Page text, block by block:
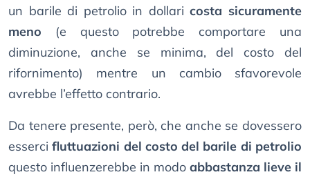
un barile di petrolio in dollaricosta sicuramente
meno (e questo potrebbe comportare una
diminuzione, anche se minima, del costo del
rifornimento) mentre un cambio sfavorevole
avrebbe l’effetto contrario.
Da tenere presente, però, che anche se dovessero
essercifluttuazioni del costo del barile di petrolio
questo influenzerebbe in modo abbastanza lieve il